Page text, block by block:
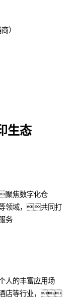
）
生态
聚焦数字化仓
领域，共同打
务
的丰富应用场
店等行业，